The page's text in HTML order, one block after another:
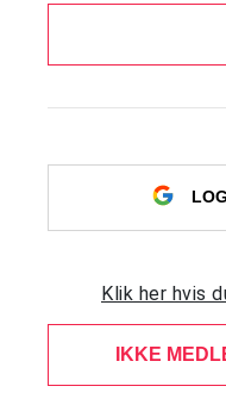
Klik her hvis
IKKE